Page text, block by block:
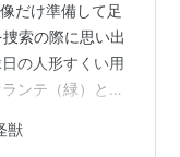
だけ準備して足
索の際に思い出
の人形すくい用
ンテ（緑）とバ
ギドラだけなの
獣